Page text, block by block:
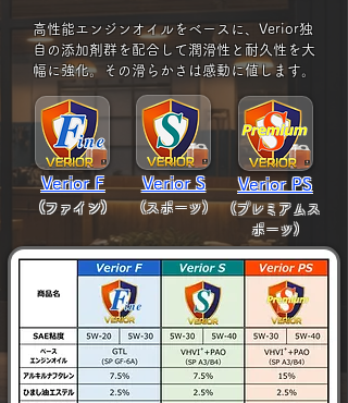
高性能エンジンオイルをベースに、Verior独
自の添加剤群を配合して潤滑性と耐久性を大
幅に強化。その滑らかさは感動に値します。
Verior F
(ファイン)
Verior S
(スポーツ)
Verior PS
(プレミアムス
ポーツ)